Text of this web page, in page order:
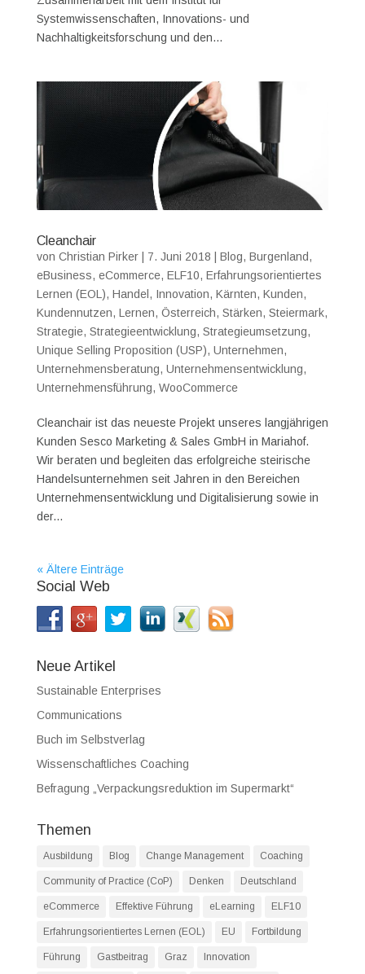
Systemwissenschaften, Innovations- und
Nachhaltigkeitsforschung und den...
Cleanchair
von Christian Pirker| 7. Juni 2018 Blog, Burgenland,
eBusiness, eCommerce, ELF10, Erfahrungsorientiertes
Lernen (EOL), Handel , Innovation, Kärnten, Kunden,
Kundennutzen, Lernen, Österreich, Stärken, Steiermark,
Strategie, Strategieentwicklung, Strategieumsetzung,
Unique Selling Proposition (USP), Unternehmen,
Unternehmensberatung, Unternehmensentwicklung,
Unternehmensführung, WooCommerce
Cleanchair ist das neueste Projekt unseres langjährigen
Kunden Sesco Marketing & Sales GmbH in Mariahof.
Wir beraten und begleiten das erfolgreiche steirische
Handelsunternehmen seit Jahren in den Bereichen
Unternehmensentwicklung und Digitalisierung sowie in
der...
« Ältere Einträge
Social Web
Neue Artikel
Sustainable Enterprises
Communications
Buch im Selbstverlag
Wissenschaftliches Coaching
Befragung „Verpackungsreduktion im Supermarkt“
Themen
Ausbildung Blog Change Management Coaching
Community of Practice (CoP) Denken Deutschland
eCommerce Effektive Führung eLearning ELF10
Erfahrungsorientiertes Lernen (EOL) EU Fortbildung
Führung Gastbeitrag Graz Innovation